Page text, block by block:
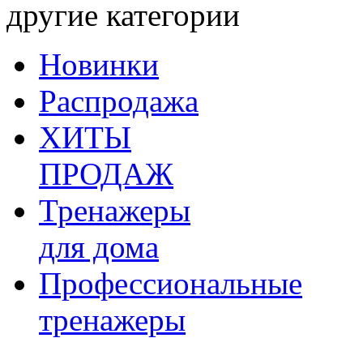
другие категории
Новинки
Распродажа
ХИТЫ
ПРОДАЖ
Тренажеры
для дома
Профессиональные
тренажеры